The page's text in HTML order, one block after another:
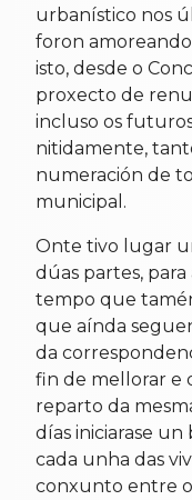
urbanístico nos
foron
isto, desde o
proxecto de
incluso os
nitidamente,
numeración de
municipal.
Onte tivo lugar
dúas partes, para
tempo que
que aínda
da
fin de mellorar e
reparto da
días iniciarase
cada unha das
conxunto entre o